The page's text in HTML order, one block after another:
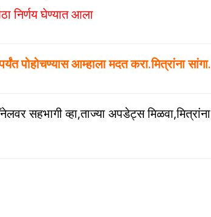
निर्णय घेण्यात आला
पोहोचण्यास आम्हाला मदत करा.मित्रांना सांगा.
सहभागी व्हा,ताज्या अपडेट्स मिळवा,मित्रांना